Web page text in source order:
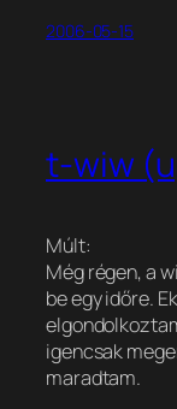
2006-05-15
t-wiw
Múlt:
Még régen, a
be egy időre.
igencsak
maradtam.